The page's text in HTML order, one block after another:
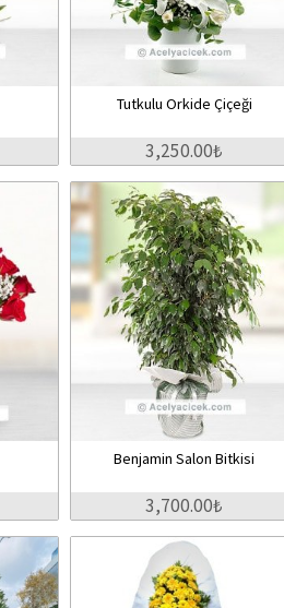
Tutkulu Orkide Çiçeği
3,250.00₺
Benjamin Salon Bitkisi
3,700.00₺